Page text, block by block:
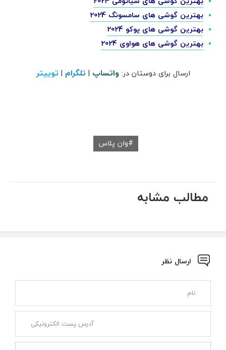
بهترین گوشی های سامسونگ 2024
بهترین گوشی های پوکو 2024
بهترین گوشی های هواوی 2024
ارسال برای دوستان در: واتساپ | تلگرام | توییتر
وان پلاس
مطالب مشابه
ارسال نظر